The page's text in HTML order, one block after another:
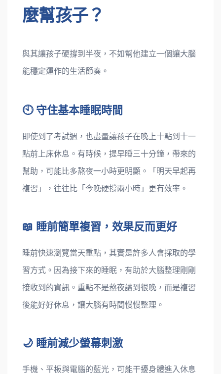
麼幫孩子？
與其讓孩子硬撐到半夜，不如幫他建立一個讓大腦
能穩定運作的生活節奏。
🕙 守住基本睡眠時間
即使到了考試週，也盡量讓孩子在晚上十點到十一
點前上床休息。有時候，提早睡三十分鐘，帶來的
幫助，可能比多熬夜一小時更明顯。「明天早起再
複習」，往往比「今晚硬撐兩小時」更有效率。
📖 睡前簡單複習，效果反而更好
睡前快速瀏覽當天重點，其實是許多人會採取的學
習方式。因為接下來的睡眠，有助於大腦整理剛剛
接收到的資訊。重點不是熬夜讀到很晚，而是複習
後能好好休息，讓大腦有時間慢慢整理。
🌙 睡前減少螢幕刺激
手機、平板與電腦的藍光，可能干擾身體進入休息